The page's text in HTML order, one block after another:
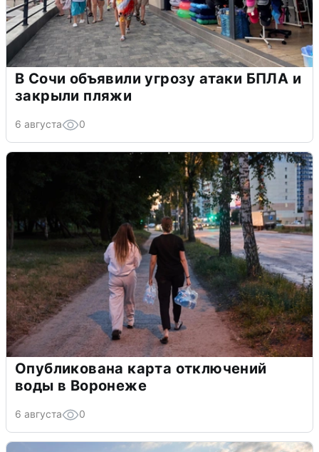
В Сочи объявили угрозу атаки БПЛА и
закрыли пляжи
6 августа 0
Опубликована карта отключений
воды в Воронеже
6 августа 0